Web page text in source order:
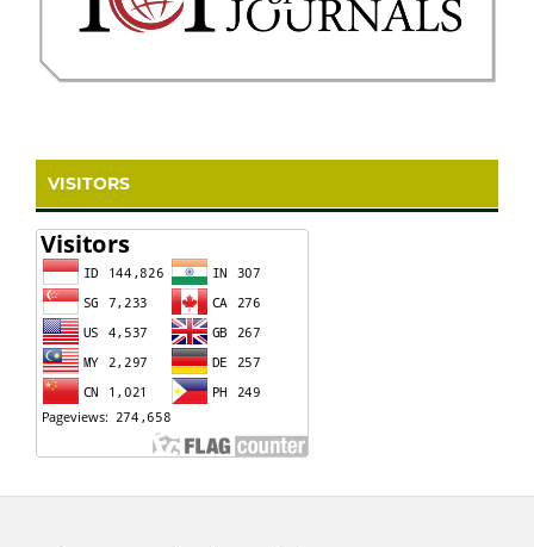
VISITORS